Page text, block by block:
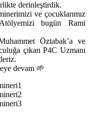
derinleştirdik.
ve çocuklarımız
bugün Rami
Öztabak’a ve
çıkan P4C Uzmanı
devam 🌱